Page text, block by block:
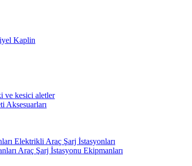
Kaplin
ve kesici aletler
Aksesuarları
Elektrikli Araç Şarj İstasyonları
Araç Şarj İstasyonu Ekipmanları